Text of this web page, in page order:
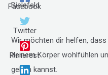
Facebook
Twitter
Pinterest
Wir möchten dir helfen,
deinem Körper wohlfühlen
gehen kannst.